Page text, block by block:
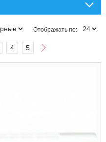
Отображать по:
4 5